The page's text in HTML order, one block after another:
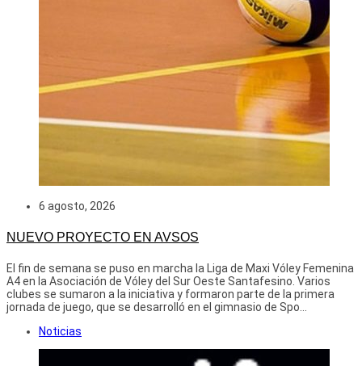
6 agosto, 2026
NUEVO PROYECTO EN AVSOS
El fin de semana se puso en marcha la Liga de Maxi Vóley Femenina
A4 en la Asociación de Vóley del Sur Oeste Santafesino. Varios
clubes se sumaron a la iniciativa y formaron parte de la primera
jornada de juego, que se desarrolló en el gimnasio de Spo...
Noticias